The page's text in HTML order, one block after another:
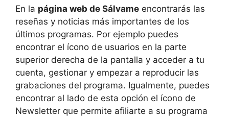
En la página web de Sálvame encontrarás las
reseñas y noticias más importantes de los
últimos programas. Por ejemplo puedes
encontrar el ícono de usuarios en la parte
superior derecha de la pantalla y acceder a tu
cuenta, gestionar y empezar a reproducir las
grabaciones del programa. Igualmente, puedes
encontrar al lado de esta opción el ícono de
Newsletter que permite afiliarte a su programa